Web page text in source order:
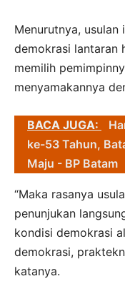
Menurutnya, usulan
demokrasi lantaran
memilih
menyamakannya
BACA JUGA:
ke-53 Tahun,
Maju - BP Batam
“Maka rasanya
penunjukan
kondisi demokrasi
demokrasi,
katanya.